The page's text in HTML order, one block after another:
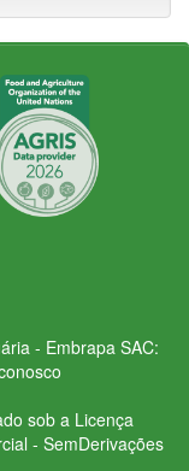
- Embrapa SAC:
sob a Licença
- SemDerivações